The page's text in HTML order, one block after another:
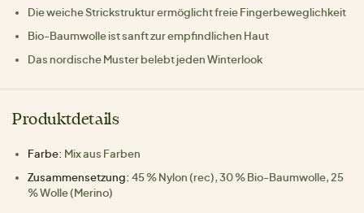
Die weiche Strickstruktur ermöglicht freie Fingerbeweglichkeit
Bio-Baumwolle ist sanft zur empfindlichen Haut
Das nordische Muster belebt jeden Winterlook
Produktdetails
Farbe: Mix aus Farben
Zusammensetzung: 45 % Nylon (rec), 30 % Bio-Baumwolle, 25
% Wolle (Merino)